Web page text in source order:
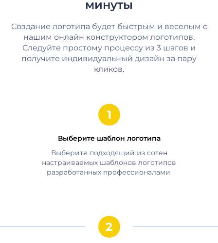
минуты
Создание логотипа будет быстрым и веселым с
нашим онлайн конструктором логотипов.
Следуйте простому процессу из 3 шагов и
получите индивидуальный дизайн за пару
кликов.
Выберите шаблон логотипа
Выберите подходящий из сотен
настраиваемых шаблонов логотипов
разработанных профессионалами.